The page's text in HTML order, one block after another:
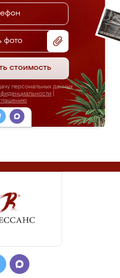
фото
стоимость
персональных данных